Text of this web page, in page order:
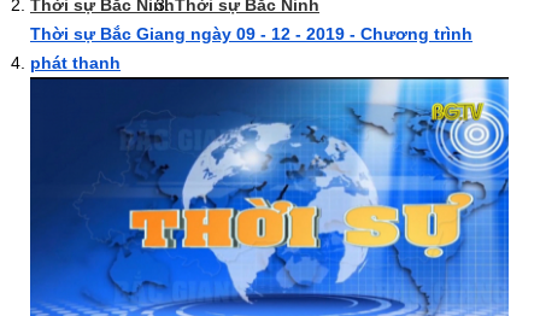
Thời sự Bắc NinhThời sự Bắc Ninh
Thời sự Bắc Giang ngày 09 - 12 - 2019 - Chương trình
phát thanh